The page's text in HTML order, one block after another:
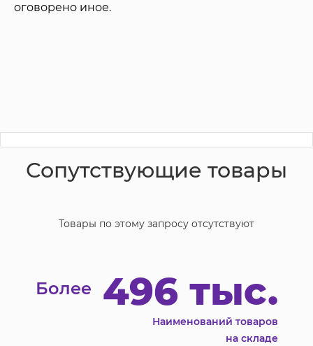
оговорено иное.
Сопутствующие товары
Товары по этому запросу отсутствуют
Более 496 тыс.
Наименований товаров
на складе